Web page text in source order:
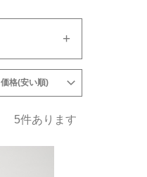
価格(安い順)
5件あります